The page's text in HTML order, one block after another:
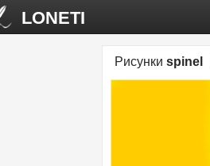
LONETI
Рисунки spinel